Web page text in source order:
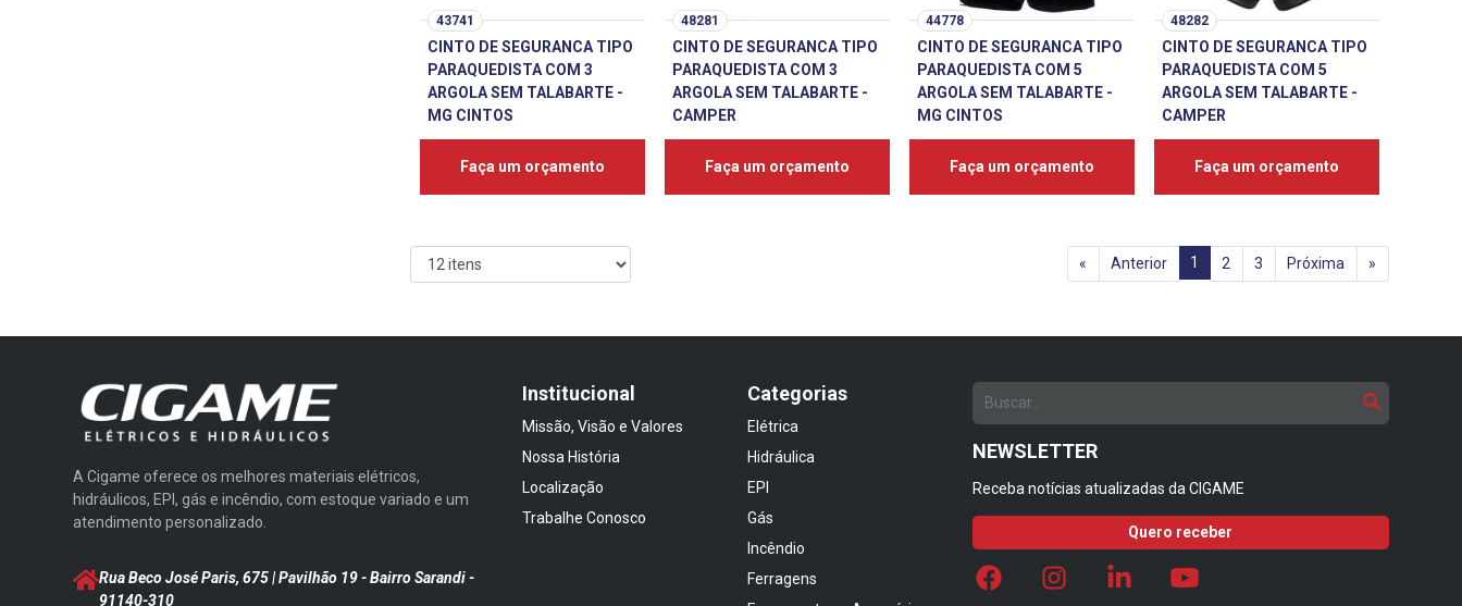
43741
CINTO DE SEGURANCA TIPO
PARAQUEDISTA COM 3
ARGOLA SEM TALABARTE -
MG CINTOS
Faça um orçamento
48281
CINTO DE SEGURANCA TIPO
PARAQUEDISTA COM 3
ARGOLA SEM TALABARTE -
CAMPER
Faça um orçamento
44778
CINTO DE SEGURANCA TIPO
PARAQUEDISTA COM 5
ARGOLA SEM TALABARTE -
MG CINTOS
Faça um orçamento
48282
CINTO DE SEGURANCA TIPO
PARAQUEDISTA COM 5
ARGOLA SEM TALABARTE -
CAMPER
Faça um orçamento
« Anterior 1 2 3 Próxima »
A Cigame oferece os melhores materiais elétricos,
hidráulicos, EPI, gás e incêndio, com estoque variado e um
atendimento personalizado.
Rua Beco José Paris, 675 | Pavilhão 19 - Bairro Sarandi-
91140-310
Institucional
Missão, Visão e Valores
Nossa História
Localização
Trabalhe Conosco
Categorias
Elétrica
Hidráulica
EPI
Gás
Incêndio
Ferragens
NEWSLETTER
Receba notícias atualizadas da CIGAME
Quero receber